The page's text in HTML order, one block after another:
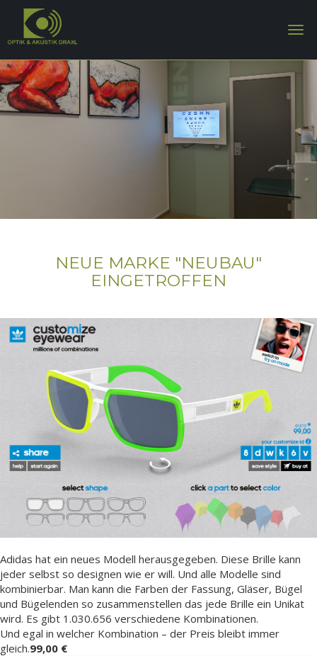
NEUE MARKE "NEUBAU"
EINGETROFFEN
Adidas hat ein neues Modell herausgegeben. Diese Brille kann
jeder selbst so designen wie er will. Und alle Modelle sind
kombinierbar. Man kann die Farben der Fassung, Gläser, Bügel
und Bügelenden so zusammenstellen das jede Brille ein Unikat
wird. Es gibt 1.030.656 verschiedene Kombinationen.
Und egal in welcher Kombination – der Preis bleibt immer
gleich.99,00 €